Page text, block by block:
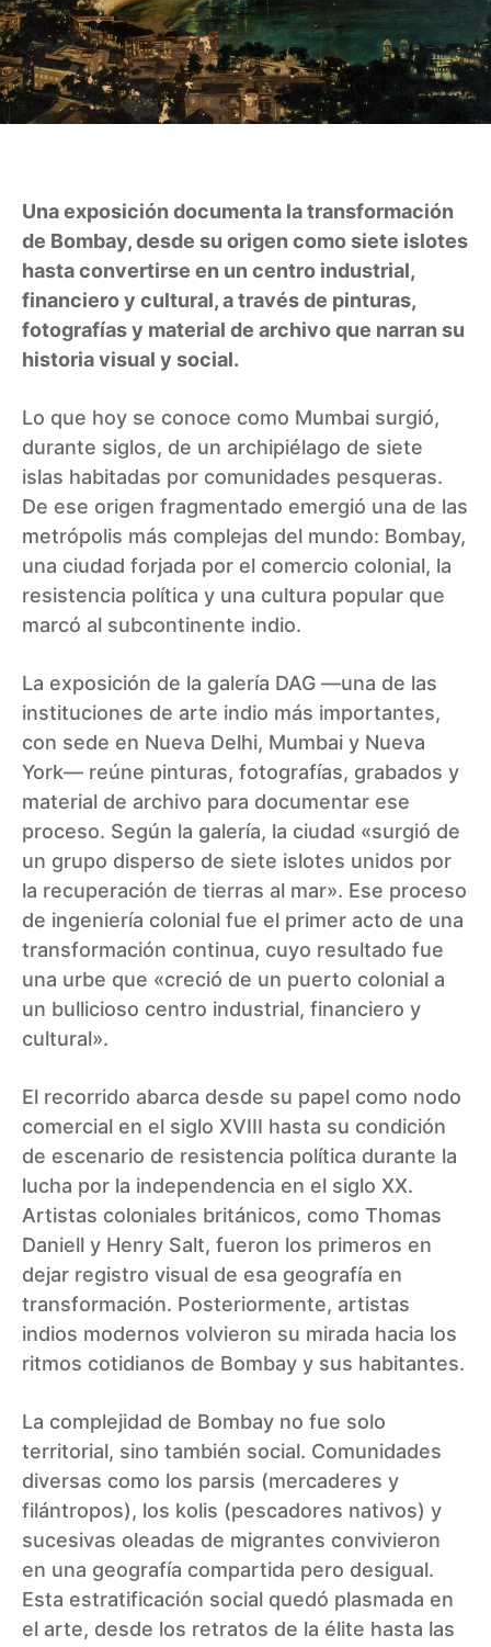
Una exposición documenta la transformación
de Bombay, desde su origen como siete islotes
hasta convertirse en un centro industrial,
financiero y cultural, a través de pinturas,
fotografías y material de archivo que narran su
historia visual y social.
Lo que hoy se conoce como Mumbai surgió,
durante siglos, de un archipiélago de siete
islas habitadas por comunidades pesqueras.
De ese origen fragmentado emergió una de las
metrópolis más complejas del mundo: Bombay,
una ciudad forjada por el comercio colonial, la
resistencia política y una cultura popular que
marcó al subcontinente indio.
La exposición de la galería DAG —una de las
instituciones de arte indio más importantes,
con sede en Nueva Delhi, Mumbai y Nueva
York— reúne pinturas, fotografías, grabados y
material de archivo para documentar ese
proceso. Según la galería, la ciudad «surgió de
un grupo disperso de siete islotes unidos por
la recuperación de tierras al mar». Ese proceso
de ingeniería colonial fue el primer acto de una
transformación continua, cuyo resultado fue
una urbe que «creció de un puerto colonial a
un bullicioso centro industrial, financiero y
cultural».
El recorrido abarca desde su papel como nodo
comercial en el siglo XVIII hasta su condición
de escenario de resistencia política durante la
lucha por la independencia en el siglo XX.
Artistas coloniales británicos, como Thomas
Daniell y Henry Salt, fueron los primeros en
dejar registro visual de esa geografía en
transformación. Posteriormente, artistas
indios modernos volvieron su mirada hacia los
ritmos cotidianos de Bombay y sus habitantes.
La complejidad de Bombay no fue solo
territorial, sino también social. Comunidades
diversas como los parsis (mercaderes y
filántropos), los kolis (pescadores nativos) y
sucesivas oleadas de migrantes convivieron
en una geografía compartida pero desigual.
Esta estratificación social quedó plasmada en
el arte, desde los retratos de la élite hasta las